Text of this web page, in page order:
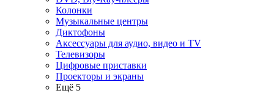
Колонки
Музыкальные центры
Диктофоны
Аксессуары для аудио, видео и TV
Телевизоры
Цифровые приставки
Проекторы и экраны
Ещё 5